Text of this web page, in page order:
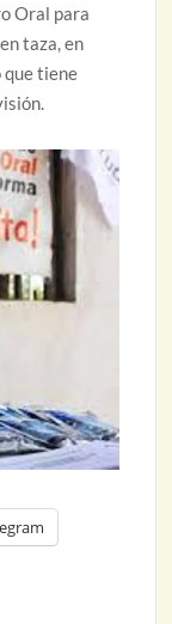
Oral para
taza, en
que tiene